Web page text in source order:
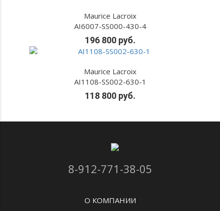
Maurice Lacroix
AI6007-SS000-430-4
196 800 руб.
Maurice Lacroix
AI1108-SS002-630-1
118 800 руб.
8-912-771-38-05
О КОМПАНИИ